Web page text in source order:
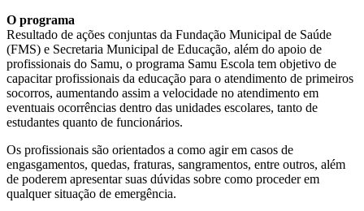
O programa
Resultado de ações conjuntas da Fundação Municipal de Saúde
(FMS) e Secretaria Municipal de Educação, além do apoio de
profissionais do Samu, o programa Samu Escola tem objetivo de
capacitar profissionais da educação para o atendimento de primeiros
socorros, aumentando assim a velocidade no atendimento em
eventuais ocorrências dentro das unidades escolares, tanto de
estudantes quanto de funcionários.
Os profissionais são orientados a como agir em casos de
engasgamentos, quedas, fraturas, sangramentos, entre outros, além
de poderem apresentar suas dúvidas sobre como proceder em
qualquer situação de emergência.